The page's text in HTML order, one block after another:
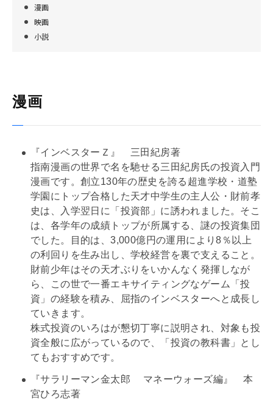
漫画
映画
小説
漫画
『インベスターＺ』 三田紀房著
指南漫画の世界で名を馳せる三田紀房氏の投資入門
漫画です。創立130年の歴史を誇る超進学校・道塾
学園にトップ合格した天才中学生の主人公・財前孝
史は、入学翌日に「投資部」に誘われました。そこ
は、各学年の成績トップが所属する、謎の投資集団
でした。目的は、3,000億円の運用により8％以上
の利回り を生み出し、学校経営を裏で支えること。
財前少年はその天才ぶりをいかんなく発揮しなが
ら、この世で一番エキサイティングなゲーム「投
資」の経験を積み、屈指のインベスターへと成長し
ていきます。
株式投資のいろはが懇切丁寧に説明され、対象も投
資全般に広がっているので、「投資の教科書」とし
てもおすすめです。
『サラリーマン金太郎 マネーウォーズ編』 本
宮ひろ志著